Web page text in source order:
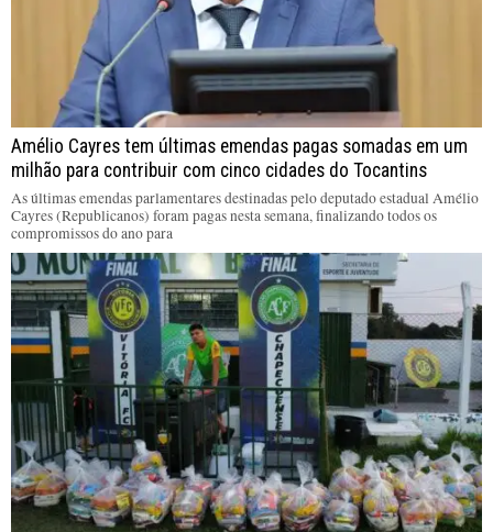
Amélio Cayres tem últimas emendas pagas somadas em um
milhão para contribuir com cinco cidades do Tocantins
As últimas emendas parlamentares destinadas pelo deputado estadual Amélio
Cayres (Republicanos) foram pagas nesta semana, finalizando todos os
compromissos do ano para